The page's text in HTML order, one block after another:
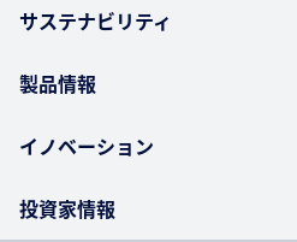
サステナビリティ
製品情報
イノベーション
投資家情報